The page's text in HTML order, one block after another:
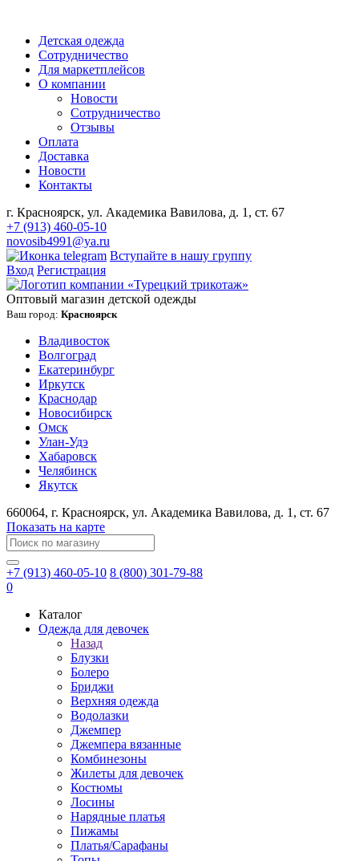
Детская одежда
Сотрудничество
Для маркетплейсов
О компании
Новости
Сотрудничество
Отзывы
Оплата
Доставка
Новости
Контакты
г. Красноярск, ул. Академика Вавилова, д. 1, ст. 67
+7 (913) 460-05-10
novosib4991@ya.ru
Вступайте в нашу группу
Вход Регистрация
Оптовый магазин детской одежды
Ваш город: Красноярск
Владивосток
Волгоград
Екатеринбург
Иркутск
Краснодар
Новосибирск
Омск
Улан-Удэ
Хабаровск
Челябинск
Якутск
660064, г. Красноярск, ул. Академика Вавилова, д. 1, ст. 67
Показать на карте
+7 (913) 460-05-10 8 (800) 301-79-88
0
Каталог
Одежда для девочек
Назад
Блузки
Болеро
Бриджи
Верхняя одежда
Водолазки
Джемпер
Джемпера вязанные
Комбинезоны
Жилеты для девочек
Костюмы
Лосины
Нарядные платья
Пижамы
Платья/Сарафаны